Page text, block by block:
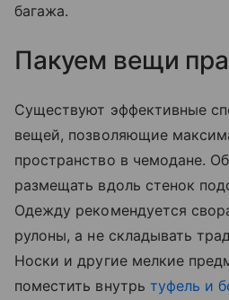
багажа.
Пакуем вещи
Существуют эффективные
вещей, позволяющие
пространство в чемодане.
размещать вдоль стенок
Одежду рекомендуется
рулоны, а не складывать
Носки и другие мелкие
поместить внутрь туфель и